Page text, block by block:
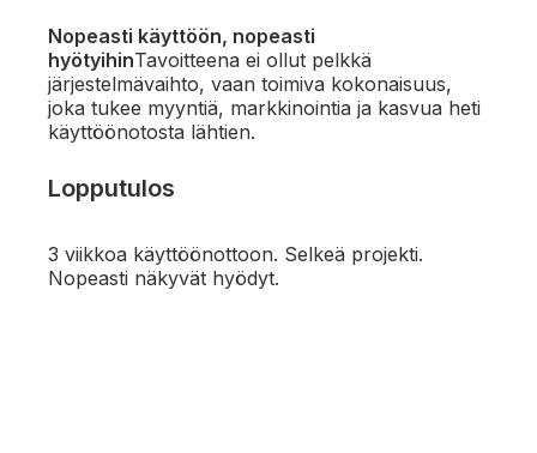
Nopeasti käyttöön, nopeasti
hyötyihinTavoitteena ei ollut pelkkä
järjestelmävaihto, vaan toimiva kokonaisuus,
joka tukee myyntiä, markkinointia ja kasvua heti
käyttöönotosta lähtien.
Lopputulos
3 viikkoa käyttöönottoon. Selkeä projekti.
Nopeasti näkyvät hyödyt.